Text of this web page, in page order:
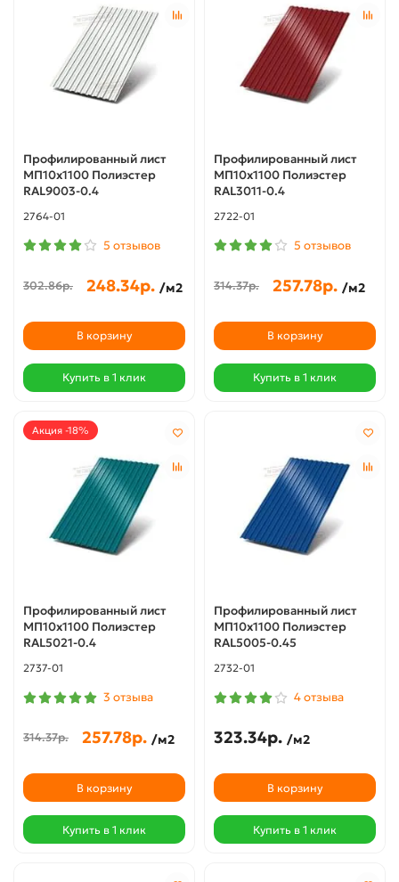
Профилированный лист
МП10х1100 Полиэстер
RAL9003-0.4
2764-01
5 отзывов
302.86р. 248.34р. /м2
В корзину
Купить в 1 клик
Профилированный лист
МП10х1100 Полиэстер
RAL3011-0.4
2722-01
5 отзывов
314.37р. 257.78р. /м2
В корзину
Купить в 1 клик
Акция -18%
Профилированный лист
МП10х1100 Полиэстер
RAL5021-0.4
2737-01
3 отзыва
314.37р. 257.78р. /м2
В корзину
Купить в 1 клик
Профилированный лист
МП10х1100 Полиэстер
RAL5005-0.45
2732-01
4 отзыва
323.34р. /м2
В корзину
Купить в 1 клик